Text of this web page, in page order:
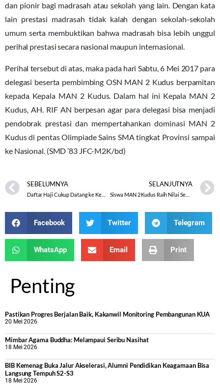
dan pionir bagi madrasah atau sekolah yang lain. Dengan kata
lain prestasi madrasah tidak kalah dengan sekolah-sekolah
umum serta membuktikan bahwa madrasah bisa lebih unggul
perihal prestasi secara nasional maupun internasional.
Perihal tersebut di atas, maka pada hari Sabtu, 6 Mei 2017 para
delegasi beserta pembimbing OSN MAN 2 Kudus berpamitan
kepada Kepala MAN 2 Kudus. Dalam hal ini Kepala MAN 2
Kudus, AH. RIF AN berpesan agar para delegasi bisa menjadi
pendobrak prestasi dan mempertahankan dominasi MAN 2
Kudus di pentas Olimpiade Sains SMA tingkat Provinsi sampai
ke Nasional. (SMD ’83 JFC-M2K/bd)
SEBELUMNYA
Daftar Haji Cukup Datang ke Kemenag, Pulang Bawa Porsi
SELANJUTNYA
Facebook Twitter Telegram
WhatsApp Email Print
Penting
Pastikan Progres Berjalan Baik, Kakanwil Monitoring Pembangunan KUA
20 Mei 2026
Mimbar Agama Buddha: Melampaui Seribu Nasihat
18 Mei 2026
BIB Kemenag Buka Jalur Akselerasi, Alumni Pendidikan Keagamaan Bisa
Langsung Tempuh S2-S3
18 Mei 2026